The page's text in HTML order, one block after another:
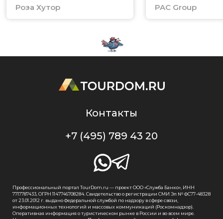
Роза Хутор PAC Group
Контакты
+7 (495) 789 43 20
Профессиональный портал TourDom.ru — проект ООО «Служба Банко», ИНН
7717787433, ОГРН 1147746708284. Свидетельство о регистрации СМИ Эл № ФС77-48328
от 23.01.2012 г. выдано Федеральной службой по надзору в сфере связи,
информационных технологий и массовых коммуникаций (Роскомнадзор).
Оперативная информация о туристическом рынке в России и во всем мире.